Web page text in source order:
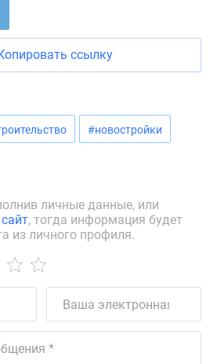
Копировать ссылку
#новостройки
личные данные, или
, тогда информация будет
из личного профиля.